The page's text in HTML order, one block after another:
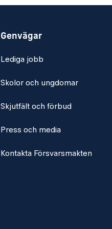
Genvägar
Lediga jobb
Skolor och ungdomar
Skjutfält och förbud
Press och media
Kontakta Försvarsmakten